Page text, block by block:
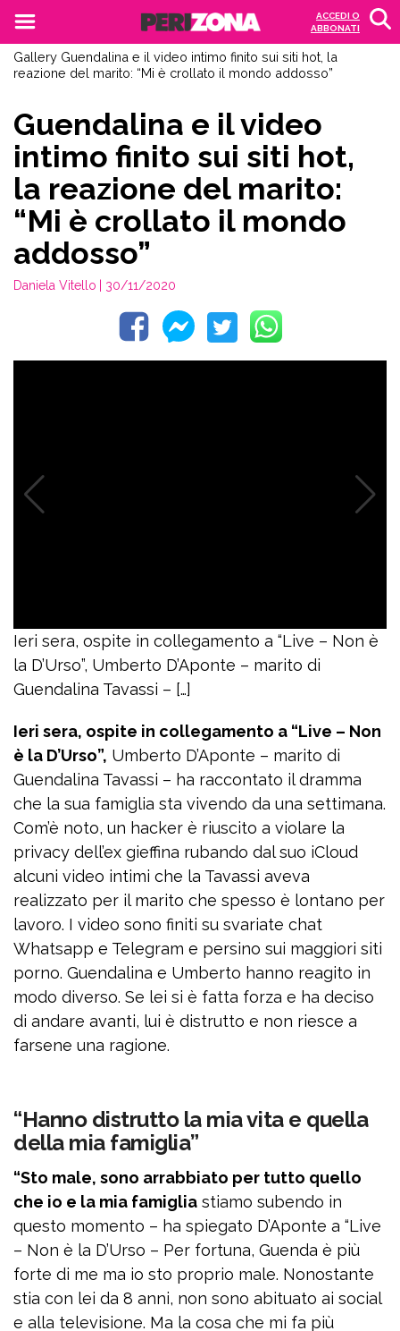
ACCEDI O
ABBONATI
Gallery Guendalina e il video intimo finito sui siti hot, la
reazione del marito: “Mi è crollato il mondo addosso”
Guendalina e il video
intimo finito sui siti hot,
la reazione del marito:
“Mi è crollato il mondo
addosso”
Daniela Vitello | 30/11/2020
Ieri sera, ospite in collegamento a “Live – Non è
la D’Urso”, Umberto D’Aponte – marito di
Guendalina Tavassi – […]
Ieri sera, ospite in collegamento a “Live – Non
è la D’Urso”, Umberto D’Aponte – marito di
Guendalina Tavassi – ha raccontato il dramma
che la sua famiglia sta vivendo da una settimana.
Com’è noto, un hacker è riuscito a violare la
privacy dell’ex gieffina rubando dal suo iCloud
alcuni video intimi che la Tavassi aveva
realizzato per il marito che spesso è lontano per
lavoro. I video sono finiti su svariate chat
Whatsapp e Telegram e persino sui maggiori siti
porno. Guendalina e Umberto hanno reagito in
modo diverso. Se lei si è fatta forza e ha deciso
di andare avanti, lui è distrutto e non riesce a
farsene una ragione.
“Hanno distrutto la mia vita e quella
della mia famiglia”
“Sto male, sono arrabbiato per tutto quello
che io e la mia famiglia stiamo subendo in
questo momento – ha spiegato D’Aponte a “Live
– Non è la D’Urso – Per fortuna, Guenda è più
forte di me ma io sto proprio male. Nonostante
stia con lei da 8 anni, non sono abituato ai social
e alla televisione. Ma la cosa che mi fa più